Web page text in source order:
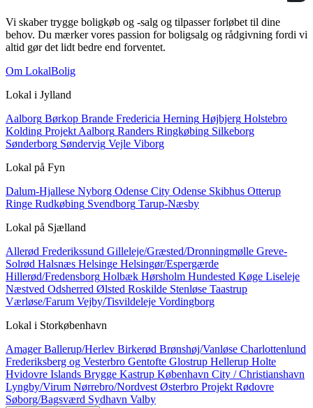
Vi skaber trygge boligkøb og -salg og tilpasser forløbet til dine
behov. Du mærker vores passion for boligsalg og rådgivning fordi vi
altid gør det lidt bedre end forventet.
Om LokalBolig
Lokal i Jylland
Aalborg Børkop Brande Fredericia Herning Højbjerg Holstebro
Kolding Projekt Aalborg Randers Ringkøbing Silkeborg
Sønderborg Søndervig Vejle Viborg
Lokal på Fyn
Dalum-Hjallese Nyborg Odense City Odense Skibhus Otterup
Ringe Rudkøbing Svendborg Tarup-Næsby
Lokal på Sjælland
Allerød Frederikssund Gilleleje/Græsted/Dronningmølle Greve-
Solrød Halsnæs Helsinge Helsingør/Espergærde
Hillerød/Fredensborg Holbæk Hørsholm Hundested Køge Liseleje
Næstved Odsherred Ølsted Roskilde Stenløse Taastrup
Værløse/Farum Vejby/Tisvildeleje Vordingborg
Lokal i Storkøbenhavn
AmagerBallerup/Herlev Birkerød Brønshøj/Vanløse Charlottenlund
Frederiksberg og Vesterbro Gentofte Glostrup Hellerup Holte
Hvidovre Islands Brygge Kastrup København City / Christianshavn
Lyngby/Virum Nørrebro/Nordvest Østerbro Projekt Rødovre
Søborg/Bagsværd Sydhavn Valby